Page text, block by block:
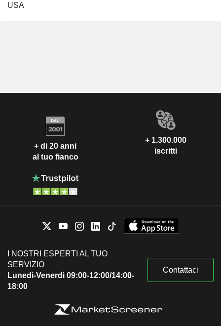
USA
+ di 20 anni
al tuo fianco
+ 1.300.000
iscritti
I NOSTRI ESPERTI AL TUO
SERVIZIO
Lunedì-Venerdì 09:00-12:00/14:00-
18:00
Contattaci